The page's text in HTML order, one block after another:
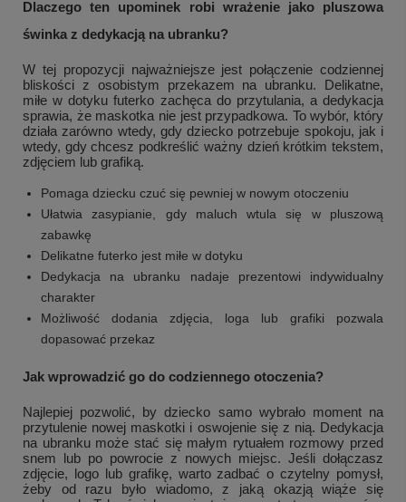
+1
Zobacz więcej
Dlaczego ten upominek robi wrażenie jako pluszowa
świnka z dedykacją na ubranku?
W tej propozycji najważniejsze jest połączenie codziennej
bliskości z osobistym przekazem na ubranku. Delikatne,
miłe w dotyku futerko zachęca do przytulania, a dedykacja
sprawia, że maskotka nie jest przypadkowa. To wybór, który
działa zarówno wtedy, gdy dziecko potrzebuje spokoju, jak i
wtedy, gdy chcesz podkreślić ważny dzień krótkim tekstem,
zdjęciem lub grafiką.
Pomaga dziecku czuć się pewniej w nowym otoczeniu
Ułatwia zasypianie, gdy maluch wtula się w pluszową
zabawkę
Delikatne futerko jest miłe w dotyku
Dedykacja na ubranku nadaje prezentowi indywidualny
charakter
Możliwość dodania zdjęcia, loga lub grafiki pozwala
dopasować przekaz
Jak wprowadzić go do codziennego otoczenia?
Najlepiej pozwolić, by dziecko samo wybrało moment na
przytulenie nowej maskotki i oswojenie się z nią. Dedykacja
na ubranku może stać się małym rytuałem rozmowy przed
snem lub po powrocie z nowych miejsc. Jeśli dołączasz
zdjęcie, logo lub grafikę, warto zadbać o czytelny pomysł,
żeby od razu było wiadomo, z jaką okazją wiąże się